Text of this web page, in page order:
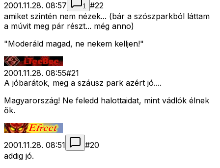
2001.11.28. 08:57 1 #22
amiket szintén nem nézek... (bár a szószparkból láttam
a múvit meg pár részt... még anno)
"Moderáld magad, ne nekem kelljen!"
2001.11.28. 08:55#21
A jóbarátok, meg a száusz park azért jó....
Magyarország! Ne feledd halottaidat, mint vádlók élnek
ők.
2001.11.28. 08:51 #20
addig jó.